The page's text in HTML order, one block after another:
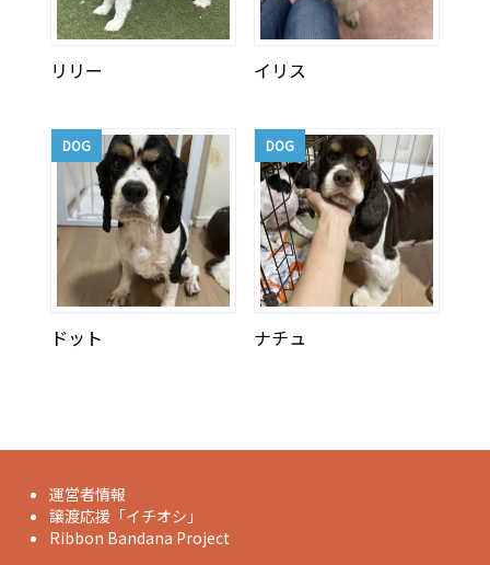
リリー イリス
DOG
ドット
DOG
ナチュ
運営者情報
譲渡応援「イチオシ」
Ribbon Bandana Project